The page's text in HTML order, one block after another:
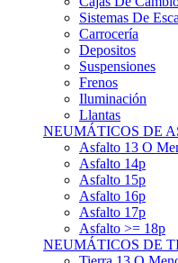
Carrocería
Depositos
Suspensiones
Frenos
Iluminación
Llantas
NEUMÁTICOS DE
Asfalto 13 O
Asfalto 14p
Asfalto 15p
Asfalto 16p
Asfalto 17p
Asfalto >= 18p
NEUMÁTICOS DE
Tierra 13 O
Tierra 14p